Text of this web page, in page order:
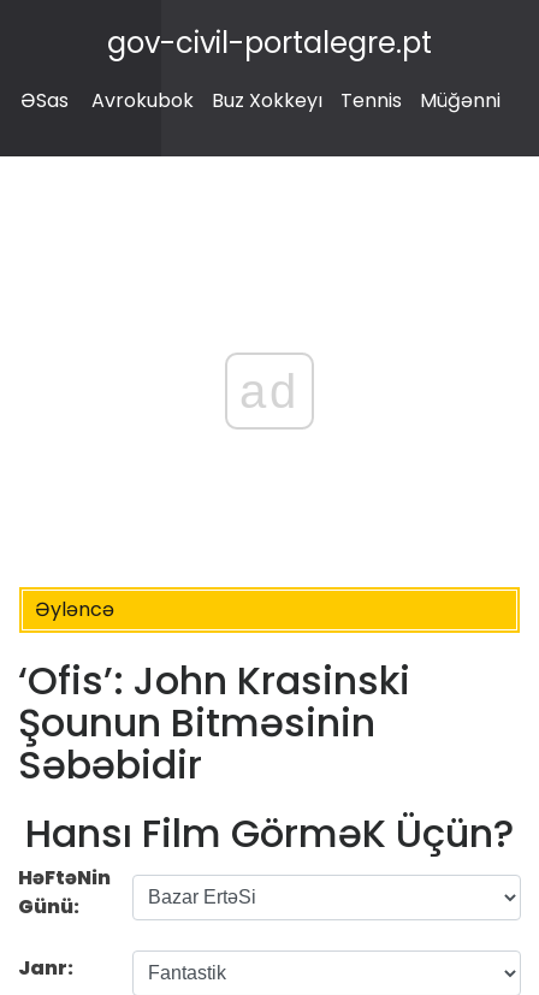
gov-civil-portalegre.pt
ƏSas Avrokubok Buz Xokkeyı Tennis Müğənni
ad
Əyləncə
‘Ofis’: John Krasinski
Şounun Bitməsinin
Səbəbidir
Hansı Film GörməK Üçün?
HəFtəNin
Günü:
Janr: